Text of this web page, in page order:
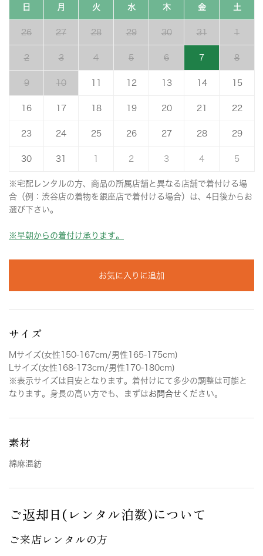
日 月 火 水 木 金 土
26 27 28 29 30 31 1
2 3 4 5 6 7 8
9 10 12 13 14 15
16 17 18 19 20 21 22
23 24 25 26 27 28 29
30 31 2 3 4 5
※宅配レンタルの方、商品の所属店舗と異なる店舗で着付ける場
合（例：渋谷店の着物を銀座店で着付ける場合）は、4日後からお
選び下さい。
※早朝からの着付け承ります。
お気に入りに追加
サイズ
Mサイズ(女性150-167cm/男性165-175cm)
Lサイズ(女性168-173cm/男性170-180cm)
※表示サイズは目安となります。着付けにて多少の調整は可能と
なります。身長の高い方でも、まずはお問合せ ください。
素材
綿麻混紡
ご返却日(レンタル泊数)について
ご来店レンタルの方